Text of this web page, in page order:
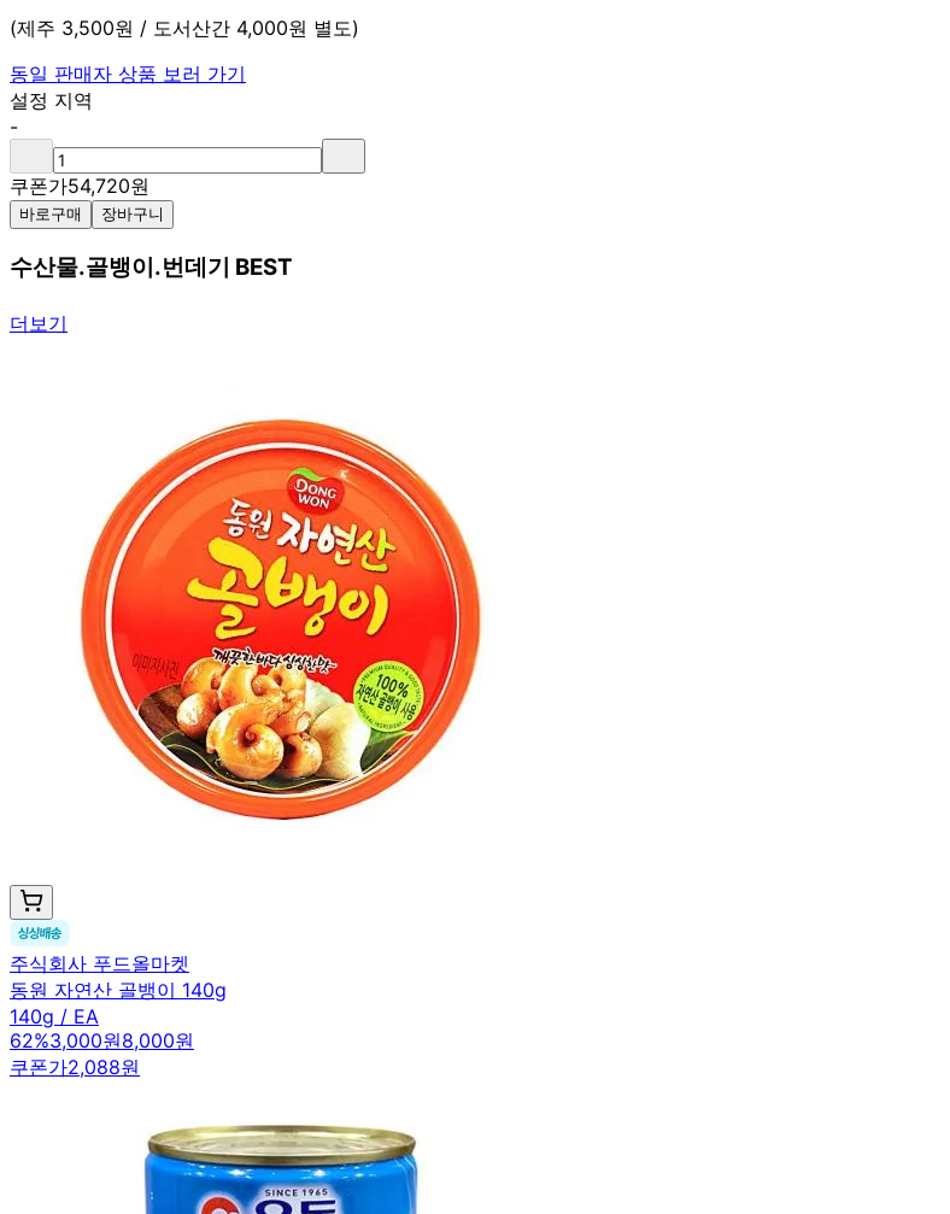
(제주 3,500원 / 도서산간 4,000원 별도)
동일 판매자 상품 보러 가기
설정 지역
-
쿠폰가54,720원
바로구매 장바구니
수산물.골뱅이.번데기 BEST
더보기
주식회사 푸드올마켓
동원 자연산 골뱅이 140g
140g / EA
62%3,000원8,000원
쿠폰가2,088원